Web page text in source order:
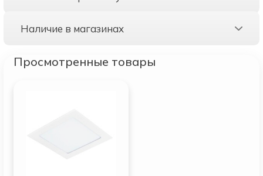
Наличие в магазинах
Просмотренные товары